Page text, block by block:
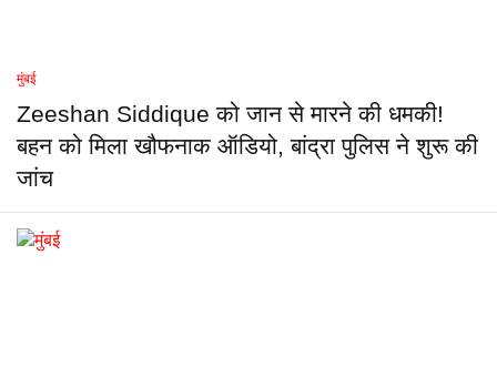
मुंबई
Zeeshan Siddique को जान से मारने की धमकी!
बहन को मिला खौफनाक ऑडियो, बांद्रा पुलिस ने शुरू की
जांच